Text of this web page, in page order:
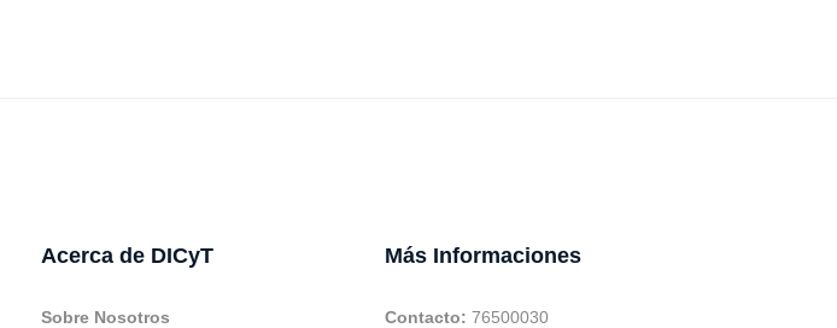
Acerca de DICyT
Sobre Nosotros
Más Informaciones
Contacto: 76500030